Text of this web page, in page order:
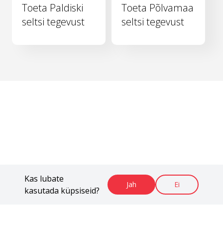
Kas lubate
kasutada küpsiseid?
Jah Ei
Toeta Paldiski
seltsi tegevust
Toeta Põlvamaa
seltsi tegevust